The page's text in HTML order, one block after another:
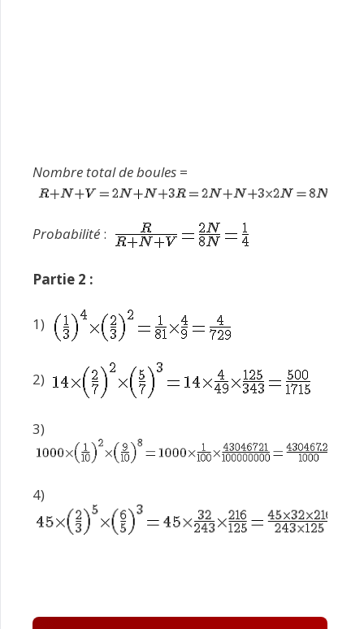
Nombre total de boules =
Probabilité :
Partie 2 :
1)
2)
3)
4)